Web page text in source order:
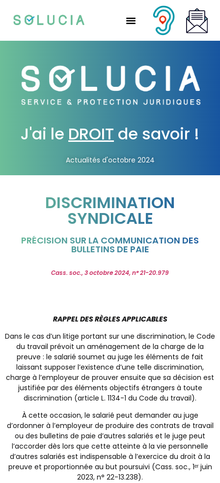
J'ai le DROIT de savoir !
Actualités d'octobre 2024
DISCRIMINATION
SYNDICALE
PRÉCISION SUR LA COMMUNICATION DES
BULLETINS DE PAIE
Cass. soc., 3 octobre 2024, n° 21-20.979
RAPPEL DES RÈGLES APPLICABLES
Dans le cas d’un litige portant sur une discrimination, le Code
du travail prévoit un aménagement de la charge de la
preuve : le salarié soumet au juge les éléments de fait
laissant supposer l’existence d’une telle discrimination,
charge à l’employeur de prouver ensuite que sa décision est
justifiée par des éléments objectifs étrangers à toute
discrimination (article L. 1134-1 du Code du travail).
À cette occasion, le salarié peut demander au juge
d’ordonner à l’employeur de produire des contrats de travail
ou des bulletins de paie d’autres salariés et le juge peut
l’accorder dès lors que cette atteinte à la vie personnelle
d’autres salariés est indispensable à l’exercice du droit à la
preuve et proportionnée au but poursuivi (Cass. soc., 1ᵉʳ juin
2023, n° 22-13.238).